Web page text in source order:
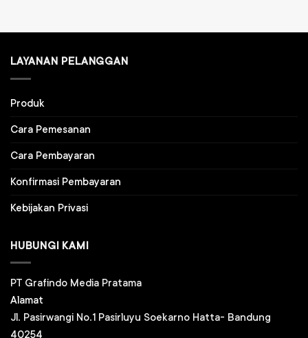
LAYANAN PELANGGAN
Produk
Cara Pemesanan
Cara Pembayaran
Konfirmasi Pembayaran
Kebijakan Privasi
HUBUNGI KAMI
PT Grafindo Media Pratama
Alamat
Jl. Pasirwangi No.1 Pasirluyu Soekarno Hatta- Bandung
40254